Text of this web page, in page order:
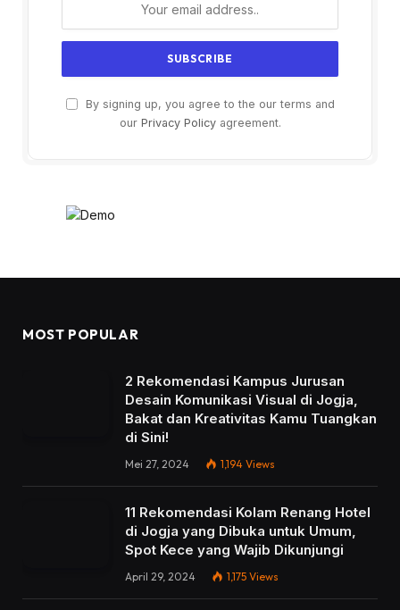
By signing up, you agree to the our terms and
our Privacy Policyagreement.
MOST POPULAR
2 Rekomendasi Kampus Jurusan
Desain Komunikasi Visual di Jogja,
Bakat dan Kreativitas Kamu Tuangkan
di Sini!
Mei 27, 2024 1,194 Views
11 Rekomendasi Kolam Renang Hotel
di Jogja yang Dibuka untuk Umum,
Spot Kece yang Wajib Dikunjungi
April 29, 2024 1,175 Views